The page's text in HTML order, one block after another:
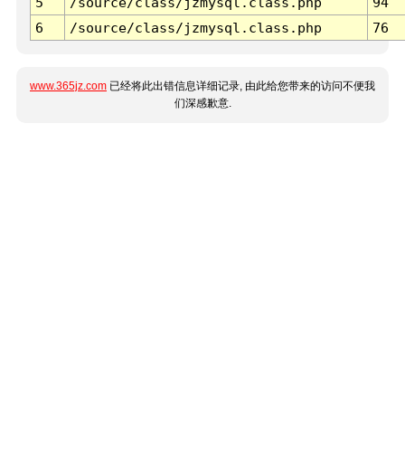
6
/source/class/jzmysql.class.php 76
www.365jz.com 已经将此出错信息详细记录, 由此给您带来的访问不便我
们深感歉意.